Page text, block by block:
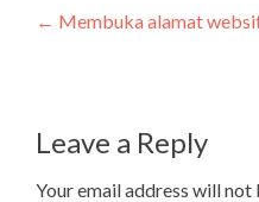
Post
← Membuka alamat
Leave a Reply
Your email address will not